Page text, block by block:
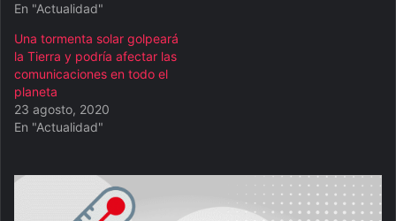
En "Actualidad"
Una tormenta solar golpeará
la Tierra y podría afectar las
comunicaciones en todo el
planeta
23 agosto, 2020
En "Actualidad"